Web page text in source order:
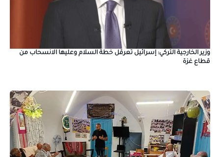
وزير الخارجية التركي: إسرائيل تعرقل خطة السلام وعليها الانسحاب من
قطاع غزة